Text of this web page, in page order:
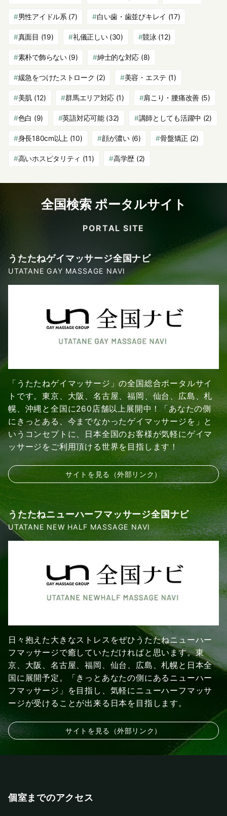
男性アイドル系 (7) 白い歯・歯並びキレイ (17)
真面目 (19) 礼儀正しい(30) 競泳 (12)
素朴で飾らない(9) 紳士的な対応 (8)
緩急をつけたストローク (2) 美容・エステ (1)
美肌 (12) 群馬エリア対応 (1) 肩こり・腰痛改善(5)
色白 (9) 英語対応可能(32) 講師としても活躍中 (2)
身長180cm以上 (10) 顔が濃い(6) 骨盤矯正 (2)
高いホスピタリティ (11) 高学歴 (2)
全国検索 ポータルサイト
PORTAL SITE
うたたねゲイマッサージ全国ナビ
UTATANE GAY MASSAGE NAVI
「うたたねゲイマッサージ」の全国総合ポータルサイ
トです。東京、大阪、名古屋、福岡、仙台、広島、札
幌、沖縄と全国に260店舗以上展開中！「あなたの側
にきっとある、今までなかったゲイマッサージを」と
いうコンセプトに、日本全国のお客様が気軽にゲイマ
ッサージをご利用頂ける世界を目指します！
サイトを見る（外部リンク）
うたたねニューハーフマッサージ全国ナビ
UTATANE NEW HALF MASSAGE NAVI
日々抱えた大きなストレスをぜひうたたねニューハー
フマッサージで癒していただければと思います。東
京、大阪、名古屋、福岡、仙台、広島、札幌と日本全
国に展開予定。「きっとあなたの側にあるニューハー
フマッサージ」を目指し、気軽にニューハーフマッサ
ージが受けることが出来る日本を目指します。
サイトを見る（外部リンク）
個室までのアクセス